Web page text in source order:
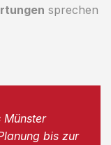
sprechen
bis zur